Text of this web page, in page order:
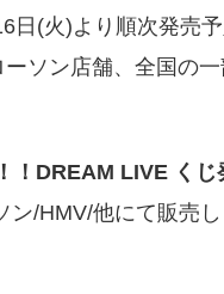
日(火)より順次発売
ソン店舗、全国の
！DREAM LIVE くじ
ン/HMV/他にて販売